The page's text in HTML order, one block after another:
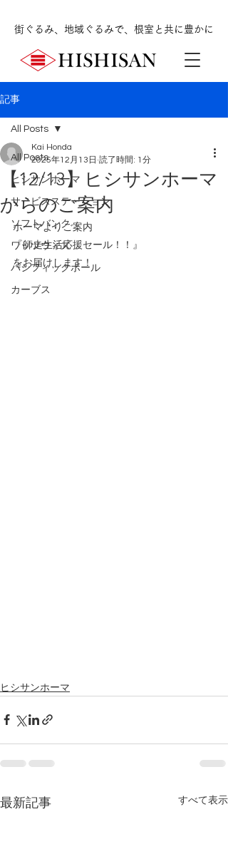
街ぐるみ、地域ぐるみで、根室と共に豊かに
記事
All Posts
ヒシサンホーマ
サービスステーション
ソフトバンク
ワッツウィズ
パシフィックボール
カーブス
All Posts
【12/13】ヒシサンホーマ
からのご案内
Kai Honda
2025年12月13日 読了時間: 1分
ホーマよりご案内
『師走生活応援セール！！』
をお届けします！
ヒシサンホーマ
最新記事 すべて表示